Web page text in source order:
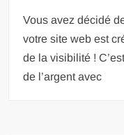
Vous avez décidé
votre site web est
de la visibilité !
de l’argent avec